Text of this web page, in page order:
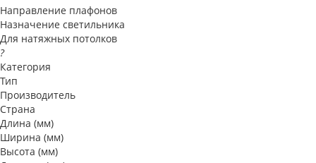
Направление плафонов
Назначение светильника
Для натяжных потолков
?
Категория
Тип
Производитель
Страна
Длина (мм)
Ширина (мм)
Высота (мм)